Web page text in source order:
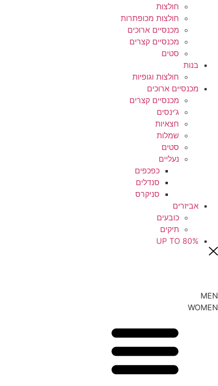
חולצות
חולצות מכופתרות
מכנסיים ארוכים
מכנסיים קצרים
סטים
בנות
חולצות וגופיות
מכנסיים ארוכים
מכנסיים קצרים
ג’ינסים
חצאיות
שמלות
סטים
נעליים
כפכפים
סנדלים
סניקרס
אביזרים
כובעים
תיקים
UP TO 80%
MEN
WOMEN